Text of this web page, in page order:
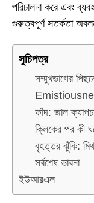
পরিচালনা করে এবং
গুরুত্বপূর্ণ সতর্কতা
সুচিপত্র
সম্মুখভাগের
ফাঁদ: জাল
ক্লিকের পর কী
বৃহত্তর ঝুঁকি:
সর্বশেষ ভাবনা
ইউআরএল